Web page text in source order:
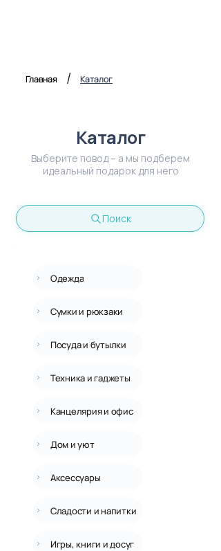
Главная / Каталог
Каталог
Выберите повод – а мы подберем
идеальный подарок для него
Поиск
Одежда
Сумки и рюкзаки
Посуда и бутылки
Техника и гаджеты
Канцелярия и офис
Дом и уют
Аксессуары
Сладости и напитки
Игры, книги и досуг